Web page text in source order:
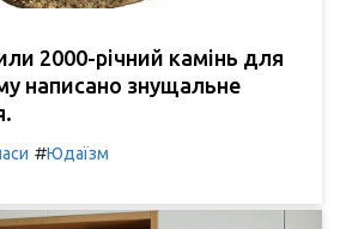
2000-річний камінь для
написано знущальне
#Юдаїзм